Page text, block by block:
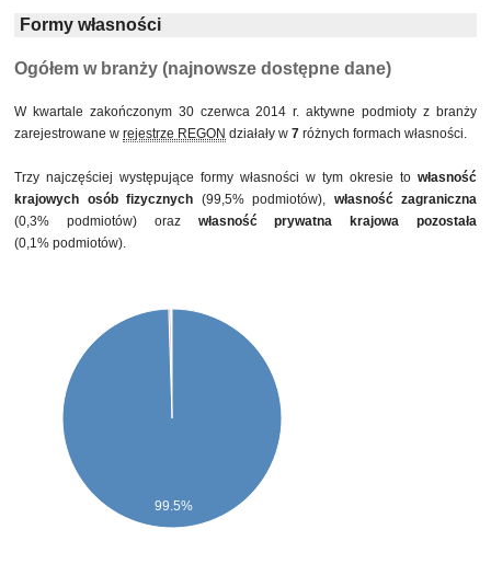
Formy własności
Ogółem w branży (najnowsze dostępne dane)
W kwartale zakończonym 30 czerwca 2014 r. aktywne podmioty z branży
zarejestrowane w rejestrze REGON działały w 7 różnych formach własności.
Trzy najczęściej występujące formy własności w tym okresie to własność
krajowych osób fizycznych (99,5% podmiotów), własność zagraniczna
(0,3% podmiotów) oraz własność prywatna krajowa pozostała
(0,1% podmiotów).
99.5%